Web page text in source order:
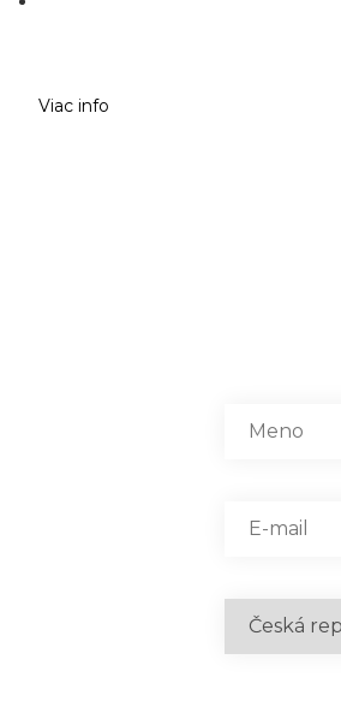
Viac info